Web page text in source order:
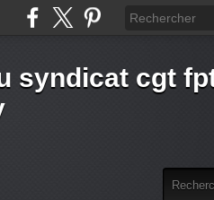
syndicat cgt